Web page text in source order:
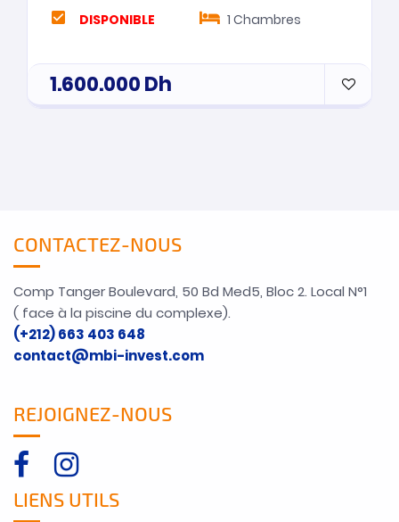
DISPONIBLE 1 Chambres
1.600.000Dh
CONTACTEZ-NOUS
Comp Tanger Boulevard, 50 Bd Med5, Bloc 2. Local N°1
( face à la piscine du complexe).
(+212) 663 403 648
contact@mbi-invest.com
REJOIGNEZ-NOUS
LIENS UTILS